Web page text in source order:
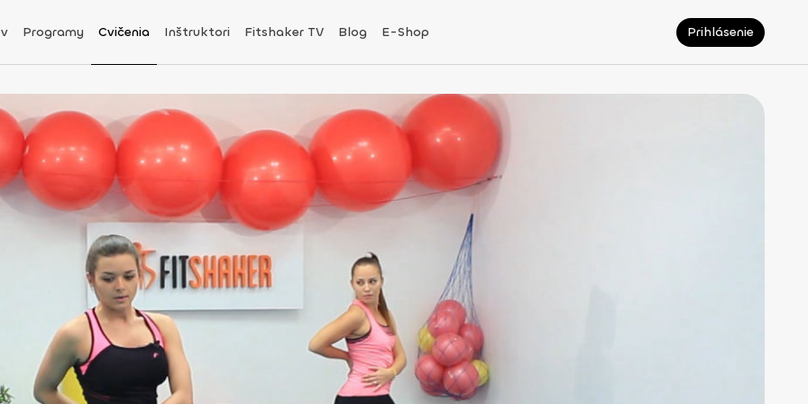
Programy Cvičenia Inštruktori Fitshaker TV Blog E-Shop Prihlásenie